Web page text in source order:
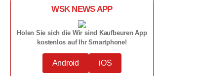
WSK NEWS APP
Holen Sie sich die Wir sind Kaufbeuren App
kostenlos auf Ihr Smartphone!
Android iOS